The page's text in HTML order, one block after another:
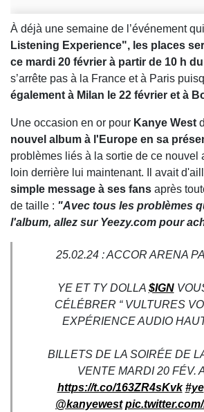
À déjà une semaine de l’événement
Listening Experience", les places
ce mardi 20 février à partir de 10 h
s’arrête pas à la France et à Paris
également à Milan le 22 février et à
Une occasion en or pour Kanye West
nouvel album à l'Europe en sa
problèmes liés à la sortie de ce nouvel
loin derrière lui maintenant. Il avait
simple message à ses fans après
de taille : "Avec tous les problèmes
l'album, allez sur Yeezy.com pour
25.02.24 : ACCOR ARENA
YE ET TY DOLLA $IGN
CÉLÉBRER “ VULTURES
EXPÉRIENCE AUDIO
BILLETS DE LA SOIRÉE DE
VENTE MARDI 20 FÉV.
https://t.co/163ZR4sKvk #ye
@kanyewest